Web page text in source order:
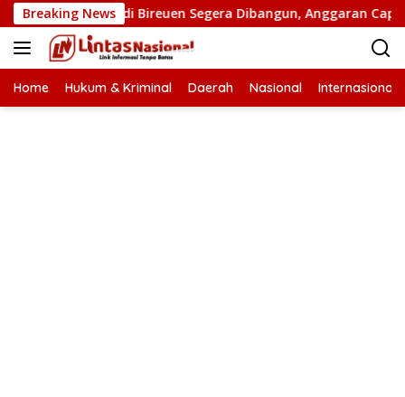
Langsung
ke
konten
Breaking News
Putus di Bireuen Segera Dibangun, Anggaran Capai 500 M
Home Hukum & Kriminal Daerah Nasional Internasional